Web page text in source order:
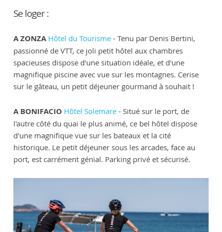
Se loger :
A ZONZA Hôtel du Tourisme- Tenu par Denis Bertini,
passionné de VTT, ce joli petit hôtel aux chambres
spacieuses dispose d'une situation idéale, et d'une
magnifique piscine avec vue sur les montagnes. Cerise
sur le gâteau, un petit déjeuner gourmand à souhait !
A BONIFACIO Hôtel Solemare- Situé sur le port, de
l'autre côté du quai le plus animé, ce bel hôtel dispose
d'une magnifique vue sur les bateaux et la cité
historique. Le petit déjeuner sous les arcades, face au
port, est carrément génial. Parking privé et sécurisé.